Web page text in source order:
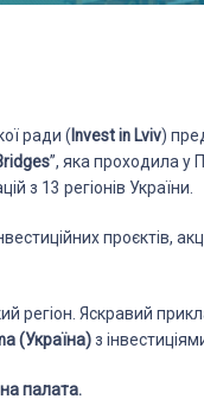
ради ( Invest in Lviv)
”, яка проходила у
з 13 регіонів України.
проєктів,
регіон. Яскравий
(Україна)з
палата.